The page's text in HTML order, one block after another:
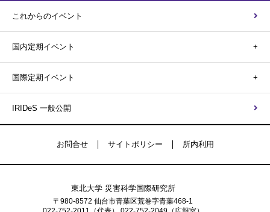
これからのイベント
国内定期イベント
国際定期イベント
IRIDeS 一般公開
お問合せ サイトポリシー 所内利用
東北大学 災害科学国際研究所
〒980-8572 仙台市青葉区荒巻字青葉468-1